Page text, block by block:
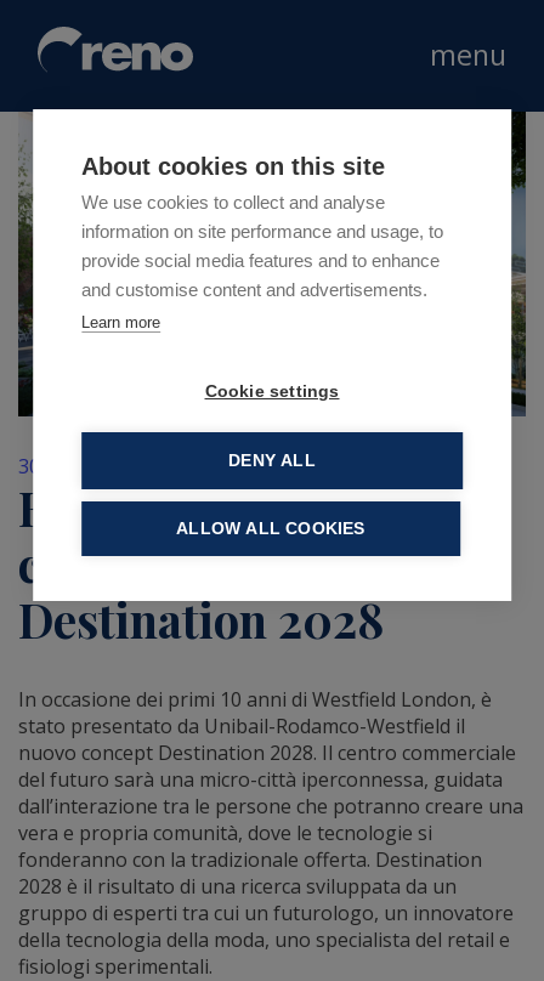
About cookies on this site
We use cookies to collect and analyse
information on site performance and usage, to
provide social media features and to enhance
and customise content and advertisements.
Learn more
Cookie settings
DENY ALL
ALLOW ALL COOKIES
menu
30 Luglio 2018
Evoluzione dei centri
commerciali secondo
Destination 2028
In occasione dei primi 10 anni di Westfield London, è
stato presentato da Unibail-Rodamco-Westfield il
nuovo concept Destination 2028. Il centro commerciale
del futuro sarà una micro-città iperconnessa, guidata
dall’interazione tra le persone che potranno creare una
vera e propria comunità, dove le tecnologie si
fonderanno con la tradizionale offerta. Destination
2028 è il risultato di una ricerca sviluppata da un
gruppo di esperti tra cui un futurologo, un innovatore
della tecnologia della moda, uno specialista del retail e
fisiologi sperimentali.